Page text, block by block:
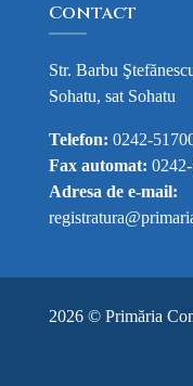
Contact
Str. Barbu
Sohatu, sat Sohatu
Telefon: 0242-
Fax automat:
Adresa de e-mail:
2026 © Primăria